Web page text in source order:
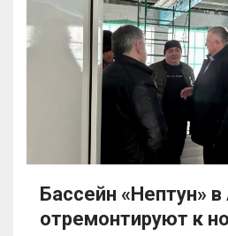
Бассейн «Нептун»
отремонтируют к